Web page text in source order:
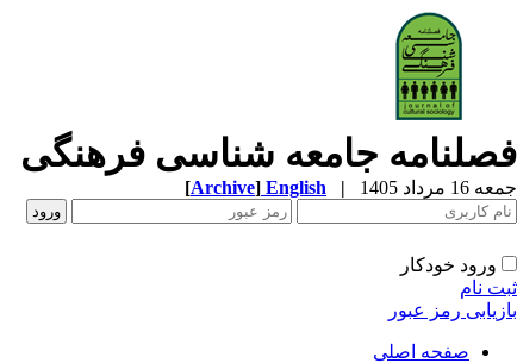
فصلنامه جامعه شناسی فرهنگی
جمعه 16 مرداد 1405 |
English
[Archive]
ورود خودکار
ثبت نام
بازیابی رمز عبور
صفحه اصلی